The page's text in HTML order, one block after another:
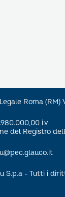
Roma
i.v
del Registro
S.p.a - Tutti i